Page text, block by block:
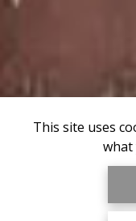
This site uses
what